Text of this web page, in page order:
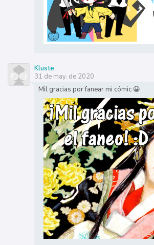
Kluste
31 de may. de 2020
Mil gracias por fanear mi cómic 😀